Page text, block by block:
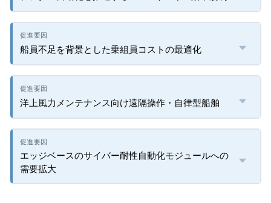
船員不足を背景とした乗組員コストの最適化
洋上風力メンテナンス向け遠隔操作・自律型船舶
エッジベースのサイバー耐性自動化モジュールへの
需要拡大